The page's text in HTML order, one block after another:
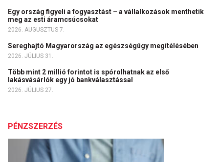
Egy ország figyeli a fogyasztást – a vállalkozások menthetik
meg az esti áramcsúcsokat
2026. AUGUSZTUS 7.
Sereghajtó Magyarország az egészségügy megítélésében
2026. JÚLIUS 31.
Több mint 2 millió forintot is spórolhatnak az első
lakásvásárlók egy jó bankválasztással
2026. JÚLIUS 27.
PÉNZSZERZÉS